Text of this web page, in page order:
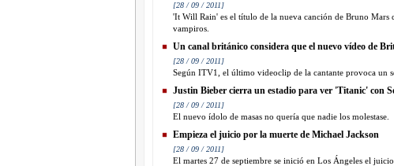
[28 / 09 / 2011]
'It Will Rain' es el título de la nueva canción de Bruno Mars
vampiros.
Un canal británico considera que el nuevo vídeo de
[28 / 09 / 2011]
Según ITV1, el último videoclip de la cantante provoca un
Justin Bieber cierra un estadio para ver 'Titanic' con
[28 / 09 / 2011]
El nuevo ídolo de masas no quería que nadie los molestase.
Empieza el juicio por la muerte de Michael Jackson
[28 / 09 / 2011]
El martes 27 de septiembre se inició en Los Ángeles el